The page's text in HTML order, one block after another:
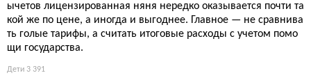
ычетов лицензированная няня нередко оказывается почти та
кой же по цене, а иногда и выгоднее. Главное — не сравнива
ть голые тарифы, а считать итоговые расходы с учетом помо
щи государства.
Дети 3 391